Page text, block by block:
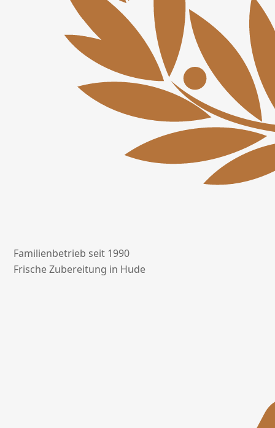
Familienbetrieb seit 1990
Frische Zubereitung in Hude